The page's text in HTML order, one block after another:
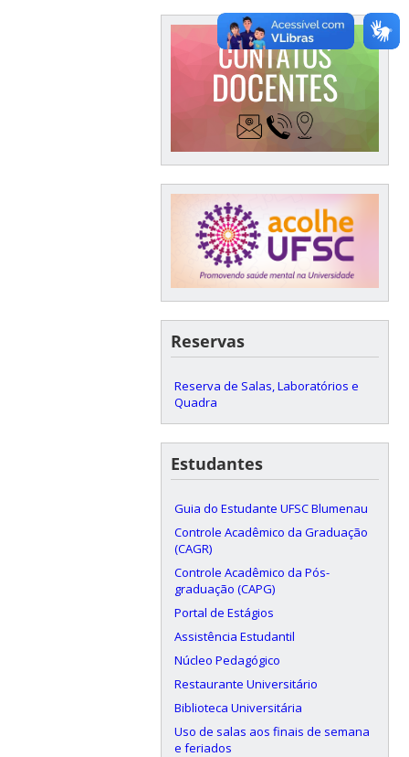
Reservas
Reserva de Salas, Laboratórios e
Quadra
Estudantes
Guia do Estudante UFSC Blumenau
Controle Acadêmico da Graduação
(CAGR)
Controle Acadêmico da Pós-
graduação (CAPG)
Portal de Estágios
Assistência Estudantil
Núcleo Pedagógico
Restaurante Universitário
Biblioteca Universitária
Uso de salas aos finais de semana
e feriados